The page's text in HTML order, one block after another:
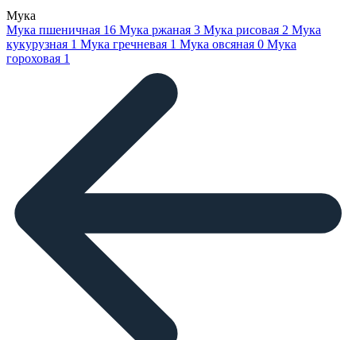
Мука
Мука пшеничная 16 Мука ржаная 3 Мука рисовая 2 Мука
кукурузная 1 Мука гречневая 1 Мука овсяная 0 Мука
гороховая 1